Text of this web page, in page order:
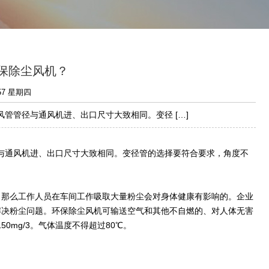
除尘风机？
星期四
管管径与通风机进、出口尺寸大致相同。变径 […]
风机进、出口尺寸大致相同。变径管的选择要符合要求，角度不
么工作人员在车间工作吸取大量粉尘会对身体健康有影响的。企业
粉尘问题。环保除尘风机可输送空气和其他不自燃的、对人体无害
3。气体温度不得超过80℃。